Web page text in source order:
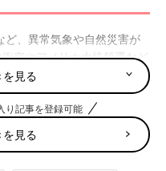
ど、異常気象や自然災害が
突やアメリカ大統領選など
会が開催され、数多くの
。
た赤ちゃんの名前は、男
、昨年２位から2年ぶりに1
を見る
り記事を登録可能
見る